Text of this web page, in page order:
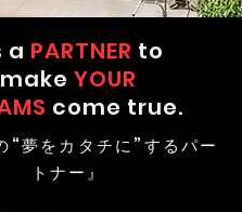
a PARTNER to
make YOUR
come true.
“夢をカタチに”するパー
トナー』